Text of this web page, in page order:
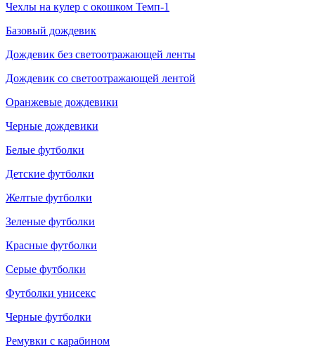
Чехлы на кулер с окошком Темп-1
Базовый дождевик
Дождевик без светоотражающей ленты
Дождевик со светоотражающей лентой
Оранжевые дождевики
Черные дождевики
Белые футболки
Детские футболки
Желтые футболки
Зеленые футболки
Красные футболки
Серые футболки
Футболки унисекс
Черные футболки
Ремувки с карабином